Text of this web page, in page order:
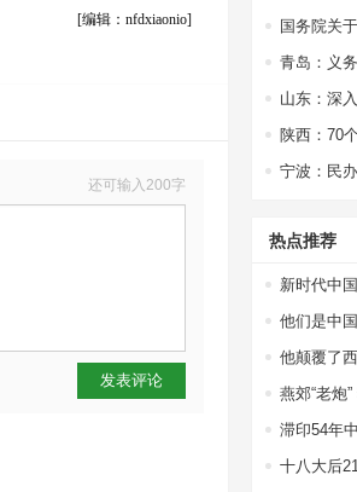
[编辑：nfdxiaonio]
还可输入200字
发表评论
热点推荐
新时代中
他们是中